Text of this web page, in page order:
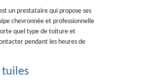
un prestataire qui propose ses
chevronnée et professionnelle
quel type de toiture et
pendant les heures de
tuiles